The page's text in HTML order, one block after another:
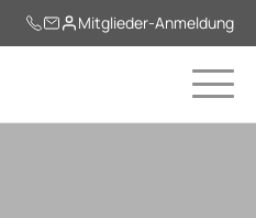
Mitglieder-Anmeldung